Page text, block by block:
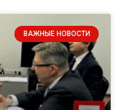
ВАЖНЫЕ НОВОСТИ